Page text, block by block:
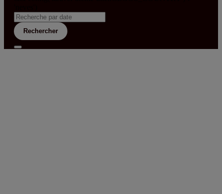
Rechercher